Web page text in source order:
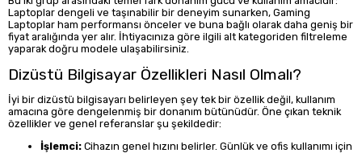
Laptoplar dengeli ve taşınabilir bir deneyim sunarken, Gaming
Laptoplar ham performansı önceler ve buna bağlı olarak daha geniş bir
fiyat aralığında yer alır. İhtiyacınıza göre ilgili alt kategoriden filtreleme
yaparak doğru modele ulaşabilirsiniz.
Dizüstü Bilgisayar Özellikleri Nasıl Olmalı?
İyi bir dizüstü bilgisayarı belirleyen şey tek bir özellik değil, kullanım
amacına göre dengelenmiş bir donanım bütünüdür. Öne çıkan teknik
özellikler ve genel referanslar şu şekildedir:
İşlemci: Cihazın genel hızını belirler. Günlük ve ofis kullanımı için